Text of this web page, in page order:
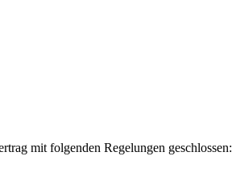
mit folgenden Regelungen geschlossen: